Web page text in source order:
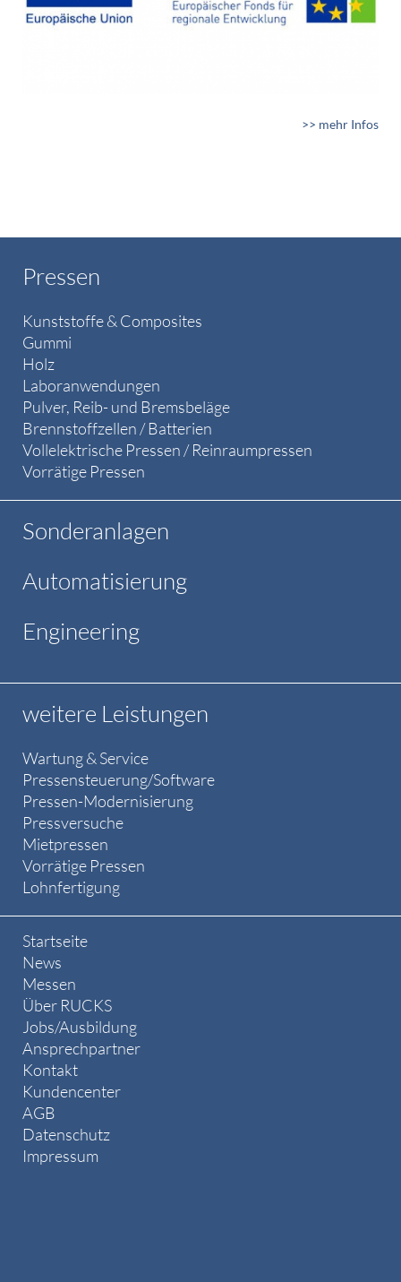
>> mehr Infos
Pressen
Kunststoffe & Composites
Gummi
Holz
Laboranwendungen
Pulver, Reib- und Bremsbeläge
Brennstoffzellen / Batterien
Vollelektrische Pressen / Reinraumpressen
Vorrätige Pressen
Sonderanlagen
Automatisierung
Engineering
weitere Leistungen
Wartung & Service
Pressensteuerung/Software
Pressen-Modernisierung
Pressversuche
Mietpressen
Vorrätige Pressen
Lohnfertigung
Startseite
News
Messen
Über RUCKS
Jobs/Ausbildung
Ansprechpartner
Kontakt
Kundencenter
AGB
Datenschutz
Impressum